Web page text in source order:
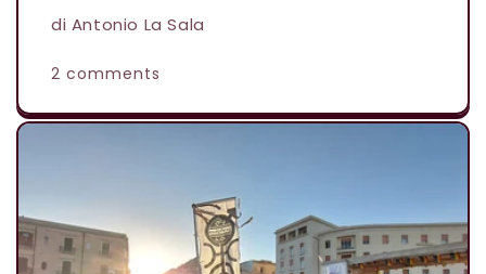
di Antonio La Sala
2 comments